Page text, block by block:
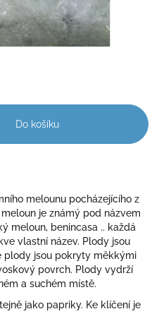
Do košíku
melounu pocházejícího z
je známý pod názvem
meloun, benincasa .. každá
vlastní název. Plody jsou
plody jsou pokryty měkkými
povrch. Plody vydrží
a suchém místě.
jako papriky. Ke klíčení je